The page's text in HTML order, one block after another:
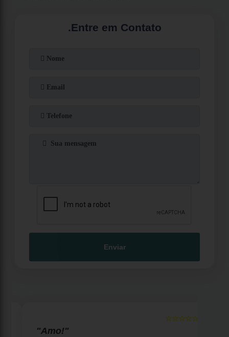
.Entre em Contato
Enviar
5
☆☆☆☆☆
"Amo!"